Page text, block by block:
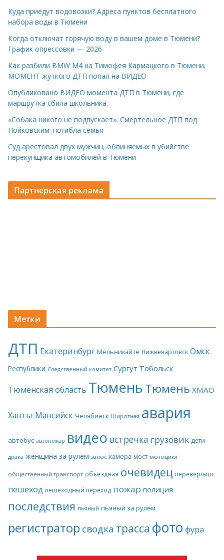
Куда приедут водовозки? Адреса пунктов бесплатного
набора воды в Тюмени
Когда отключат горячую воду в вашем доме в Тюмени?
График опрессовки — 2026
Как разбили BMW M4 на Тимофея Кармацкого в Тюмени.
МОМЕНТ жуткого ДТП попал на ВИДЕО
Опубликовано ВИДЕО момента ДТП в Тюмени, где
маршрутка сбила школьника.
«Собака никого не подпускает». Смертельное ДТП под
Пойковским: погибла семья
Суд арестовал двух мужчин, обвиняемых в убийстве
перекупщика автомобилей в Тюмени
Партнерская реклама
Метки
ДТП Екатеринбург Мельникайте Нижневартовск Омск
Республики Следственный комитет Сургут Тобольск
Тюменская область ТюменьТюмень ХМАО
Ханты-Мансийск Челябинск Широтная авария
автобус автопожар видео встречка грузовик дети
драка женщина за рулем занос камера мост мотоцикл
общественный транспорт объездная очевидец перевертыш
пешеход пешеходный переход пожар полиция
последствия пьяный пьяный за рулем
регистратор сводка трасса фото фура